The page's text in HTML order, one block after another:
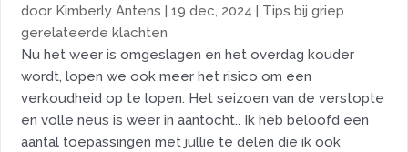
door Kimberly Antens |19 dec, 2024 | Tips bij griep
gerelateerde klachten
Nu het weer is omgeslagen en het overdag kouder
wordt, lopen we ook meer het risico om een
verkoudheid op te lopen. Het seizoen van de verstopte
en volle neus is weer in aantocht.. Ik heb beloofd een
aantal toepassingen met jullie te delen die ik ook